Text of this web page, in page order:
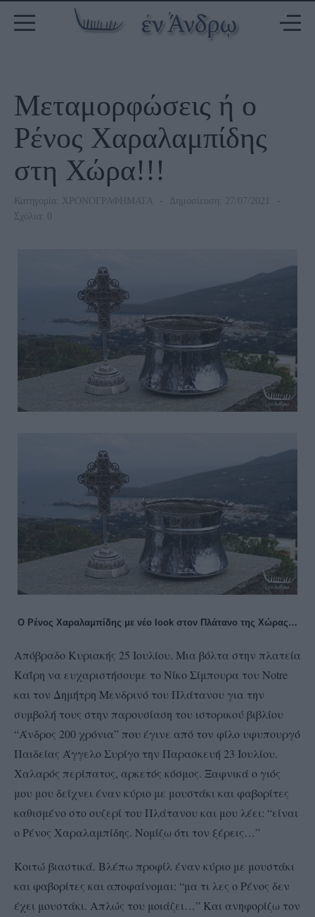
Μεταμορφώσεις ή ο
Ρένος Χαραλαμπίδης
στη Χώρα!!!
Κατηγορία: ΧΡΟΝΟΓΡΑΦΗΜΑΤΑ
Δημοσίευση: 27/07/2021
Σχόλια: 0
Ο Ρένος Χαραλαμπίδης με νέο look στον Πλάτανο της Χώρας…
Απόβραδο Κυριακής 25 Ιουλίου. Μια βόλτα στην πλατεία
Καΐρη να ευχαριστήσουμε το Νίκο Σίμπουρα του Notre
και τον Δημήτρη Μενδρινό του Πλάτανου για την
συμβολή τους στην παρουσίαση του ιστορικού βιβλίου
“Άνδρος 200 χρόνια” που έγινε από τον φίλο υφυπουργό
Παιδείας Άγγελο Συρίγο την Παρασκευή 23 Ιουλίου.
Χαλαρός περίπατος, αρκετός κόσμος. Ξαφνικά ο γιός
μου μου δείχνει έναν κύριο με μουστάκι και φαβορίτες
καθισμένο στο ουζερί του Πλάτανου και μου λέει: “είναι
ο Ρένος Χαραλαμπίδης. Νομίζω ότι τον ξέρεις…”
Κοιτώ βιαστικά. Βλέπω προφίλ έναν κύριο με μουστάκι
και φαβορίτες και αποφαίνομαι: “μα τι λες ο Ρένος δεν
έχει μουστάκι. Απλώς του μοιάζει…” Και ανηφορίζω τον